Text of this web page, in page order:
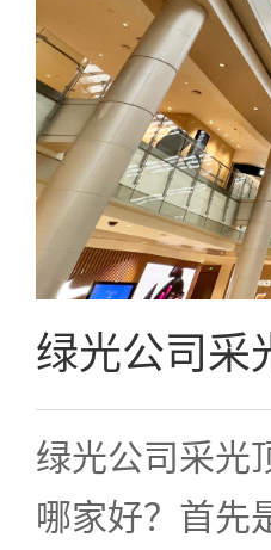
绿光公司采光
哪家好？首先